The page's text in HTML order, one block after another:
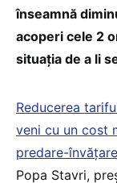
înseamnă
acoperi cele 2
situația de a li
Reducerea
veni cu un cost
predare-
Popa Stavri,